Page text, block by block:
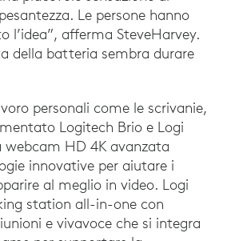
Le persone hanno
l’idea”, afferma SteveHarvey.
della batteria sembra durare
personali come le scrivanie,
Logitech Brio e Logi
webcam HD 4K avanzata
innovative per aiutare i
al meglio in video. Logi
station all-in-one con
e vivavoce che si integra